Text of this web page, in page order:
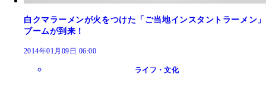
白クマラーメンが火をつけた「ご当地インスタントラーメン」
ブームが到来！
2014年01月09日 06:00
ライフ・文化